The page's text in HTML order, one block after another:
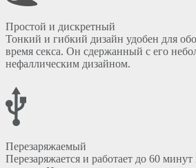
Простой и дискретный
Тонкий и гибкий дизайн удобен для
время секса. Он сдержанный с его
нефаллическим дизайном.
Перезаряжаемый
Перезаряжается и работает до 60